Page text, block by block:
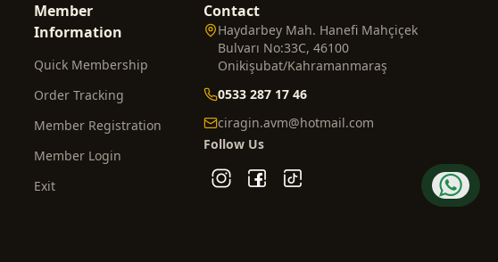
Member
Information
Quick Membership
Order Tracking
Member Registration
Member Login
Exit
Contact
Haydarbey Mah. Hanefi Mahçiçek
Bulvarı No:33C, 46100
Onikişubat/Kahramanmaraş
0533 287 17 46
ciragin.avm@hotmail.com
Follow Us